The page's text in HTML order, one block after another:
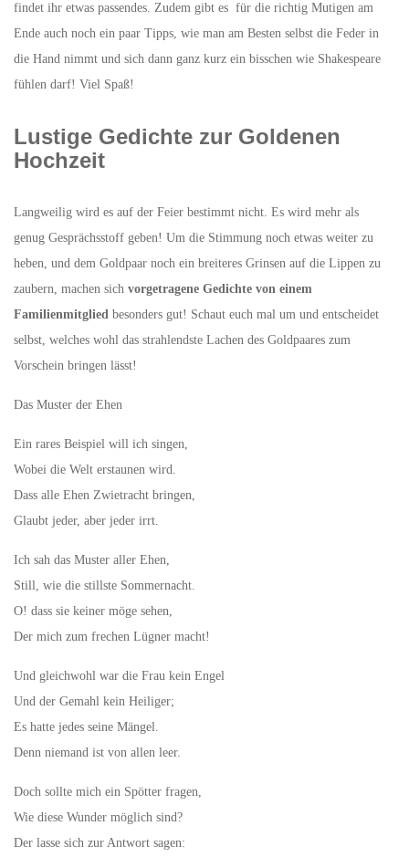
findet ihr etwas passendes. Zudem gibt es für die richtig Mutigen am
Ende auch noch ein paar Tipps, wie man am Besten selbst die Feder in
die Hand nimmt und sich dann ganz kurz ein bisschen wie Shakespeare
fühlen darf! Viel Spaß!
Lustige Gedichte zur Goldenen
Hochzeit
Langweilig wird es auf der Feier bestimmt nicht. Es wird mehr als
genug Gesprächsstoff geben! Um die Stimmung noch etwas weiter zu
heben, und dem Goldpaar noch ein breiteres Grinsen auf die Lippen zu
zaubern, machen sich vorgetragene Gedichte von einem
Familienmitglied besonders gut! Schaut euch mal um und entscheidet
selbst, welches wohl das strahlendste Lachen des Goldpaares zum
Vorschein bringen lässt!
Das Muster der Ehen
Ein rares Beispiel will ich singen,
Wobei die Welt erstaunen wird.
Dass alle Ehen Zwietracht bringen,
Glaubt jeder, aber jeder irrt.
Ich sah das Muster aller Ehen,
Still, wie die stillste Sommernacht.
O! dass sie keiner möge sehen,
Der mich zum frechen Lügner macht!
Und gleichwohl war die Frau kein Engel
Und der Gemahl kein Heiliger;
Es hatte jedes seine Mängel.
Denn niemand ist von allen leer.
Doch sollte mich ein Spötter fragen,
Wie diese Wunder möglich sind?
Der lasse sich zur Antwort sagen: